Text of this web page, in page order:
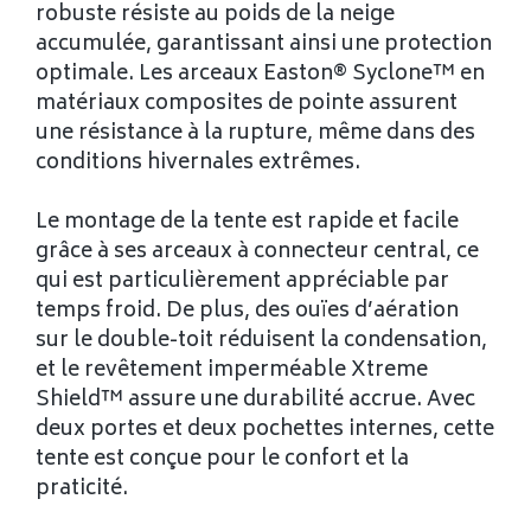
robuste résiste au poids de la neige
accumulée, garantissant ainsi une protection
optimale. Les arceaux Easton® Syclone™ en
matériaux composites de pointe assurent
une résistance à la rupture, même dans des
conditions hivernales extrêmes.
Le montage de la tente est rapide et facile
grâce à ses arceaux à connecteur central, ce
qui est particulièrement appréciable par
temps froid. De plus, des ouïes d’aération
sur le double-toit réduisent la condensation,
et le revêtement imperméable Xtreme
Shield™ assure une durabilité accrue. Avec
deux portes et deux pochettes internes, cette
tente est conçue pour le confort et la
praticité.